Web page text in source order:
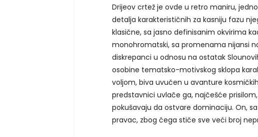
Drijeov crtež je ovde u retro maniru,
detalja karakterističnih za kasniju fazu
klasične, sa jasno definisanim okvirima
monohromatski, sa promenama nijansi
diskrepanci u odnosu na ostatak
osobine tematsko-motivskog sklopa
voljom, biva uvučen u avanture
predstavnici uvlače ga, najčešće
pokušavaju da ostvare dominaciju. On,
pravac, zbog čega stiče sve veći broj